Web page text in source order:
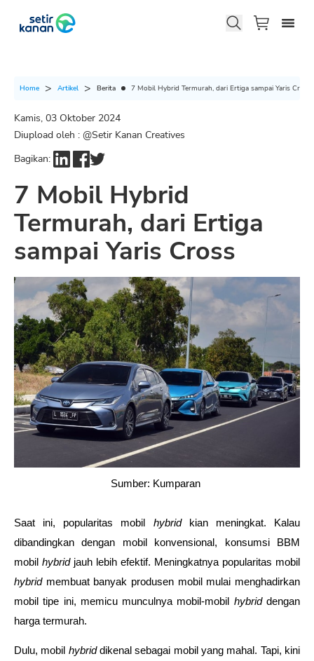
Home Artikel Berita 7 Mobil Hybrid Termurah, dari Ertiga sampai Yaris Cross
Kamis, 03 Oktober 2024
Diupload oleh : @Setir Kanan Creatives
Bagikan:
7 Mobil Hybrid
Termurah, dari Ertiga
sampai Yaris Cross
Sumber: Kumparan
Saat ini, popularitas mobil hybrid
kian meningkat. Kalau
dibandingkan dengan mobil konvensional, konsumsi BBM
mobil hybrid
hybrid membuat banyak produsen mobil mulai menghadirkan
mobil tipe ini, memicu munculnya mobil-mobil hybrid dengan
harga termurah.
Dulu, mobil hybrid dikenal sebagai mobil yang mahal. Tapi, kini